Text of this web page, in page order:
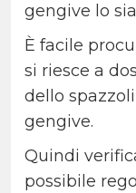
gengive lo
È facile
si riesce a
dello
gengive.
Quindi
possibile